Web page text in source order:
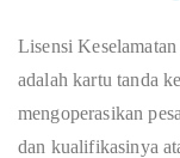
Lisensi
adalah kartu tanda
mengoperasikan
dan kualifikasinya